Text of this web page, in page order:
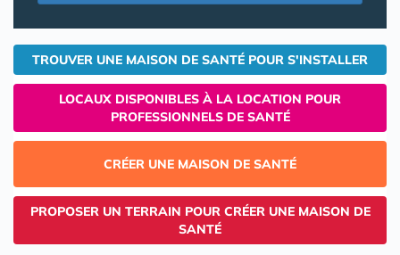
TROUVER UNE MAISON DE SANTÉ POUR S'INSTALLER
LOCAUX DISPONIBLES À LA LOCATION POUR
PROFESSIONNELS DE SANTÉ
CRÉER UNE MAISON DE SANTÉ
PROPOSER UN TERRAIN POUR CRÉER UNE MAISON DE
SANTÉ